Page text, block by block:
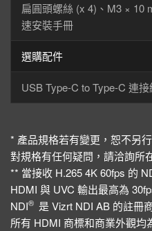
扁圓頭螺絲 (x 4)、M3 × 10
速安裝手冊
選購配件
USB Type-C to Type-C 連接
* 產品規格若有變更，恕不另
對規格有任何疑問，請洽詢所
** 當接收 H.265 4K 60fps 的
HDMI 與 UVC 輸出最高為
NDI® 是 Vizrt NDI AB 的註冊
所有 HDMI 商標和商業外觀均